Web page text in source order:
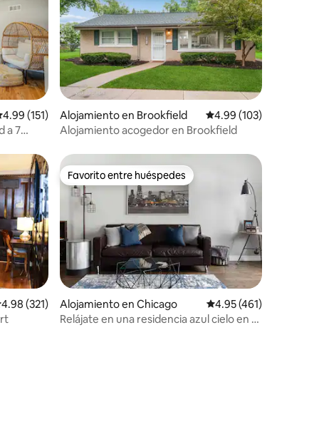
promedio: 4.99 de 5, 151 reseñas
4.99 (151)
a 7
Alojamiento en Brookfield Calificación promedio:
4.99 (103)
Alojamiento acogedor en Brookfield
promedio: 4.98 de 5, 321 reseñas
4.98 (321)
Favorito entre huéspedes
Favorito entre huéspedes
Alojamiento en Chicago Calificación promedio:
4.95 (461)
Relájate en una residencia azul cielo en el